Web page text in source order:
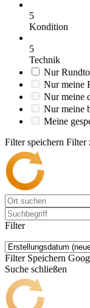
5
Kondition
5
Technik
Nur
Nur meine
Nur meine
Nur meine
Meine
Filter speichern Filter
Filter
Filter Speichern
Suche schließen